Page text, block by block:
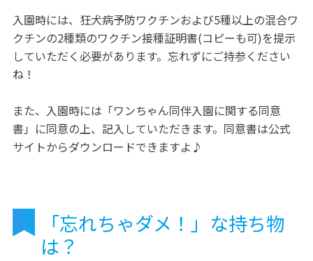
入園時には、狂犬病予防ワクチンおよび5種以上の混合ワ
クチンの2種類のワクチン接種証明書(コピーも可)を提示
していただく必要があります。忘れずにご持参ください
ね！
また、入園時には「ワンちゃん同伴入園に関する同意
書」に同意の上、記入していただきます。同意書は公式
サイトからダウンロードできますよ♪
「忘れちゃダメ！」な持ち物
は？